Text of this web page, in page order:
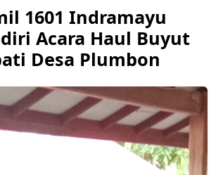
1601 Indramayu
Acara Haul Buyut
Desa Plumbon